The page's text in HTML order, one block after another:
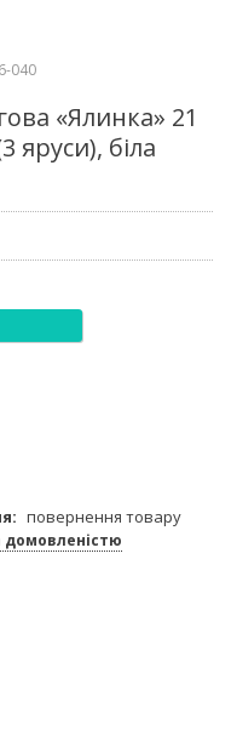
040
«Ялинка» 21
яруси), біла
повернення товару
домовленістю